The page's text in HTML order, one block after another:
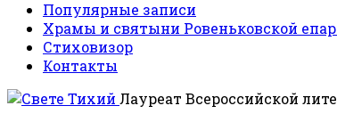
Популярные записи
Храмы и святыни Ровеньковской
Стиховизор
Контакты
Лауреат Всероссийской